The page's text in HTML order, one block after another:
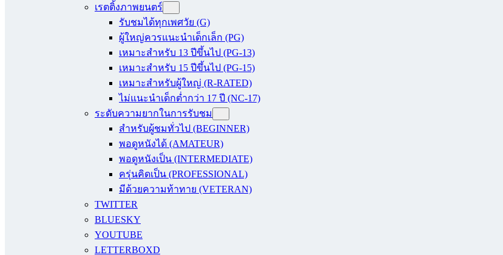
เรตติ้งภาพยนตร์
รับชมได้ทุกเพศวัย (G)
ผู้ใหญ่ควรแนะนำเด็กเล็ก (PG)
เหมาะสำหรับ 13 ปีขึ้นไป (PG-13)
เหมาะสำหรับ 15 ปีขึ้นไป (PG-15)
เหมาะสำหรับผู้ใหญ่ (R-RATED)
ไม่แนะนำเด็กต่ำกว่า 17 ปี (NC-17)
ระดับความยากในการรับชม
สำหรับผู้ชมทั่วไป (BEGINNER)
พอดูหนังได้ (AMATEUR)
พอดูหนังเป็น (INTERMEDIATE)
ครุ่นคิดเป็น (PROFESSIONAL)
มีด้วยความท้าทาย (VETERAN)
TWITTER
BLUESKY
YOUTUBE
LETTERBOXD